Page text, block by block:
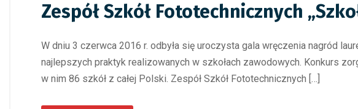
Zespół Szkół Fototechnicznych
W dniu 3 czerwca 2016 r. odbyła się uroczysta gala wręczenia nagród
najlepszych praktyk realizowanych w szkołach zawodowych. Konkurs
w nim 86 szkół z całej Polski. Zespół Szkół Fototechnicznych […]